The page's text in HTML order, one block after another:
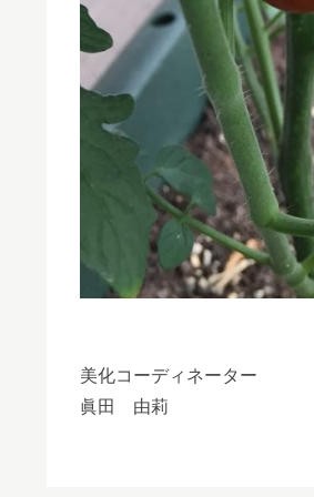
美化コーディネーター
眞田 由莉